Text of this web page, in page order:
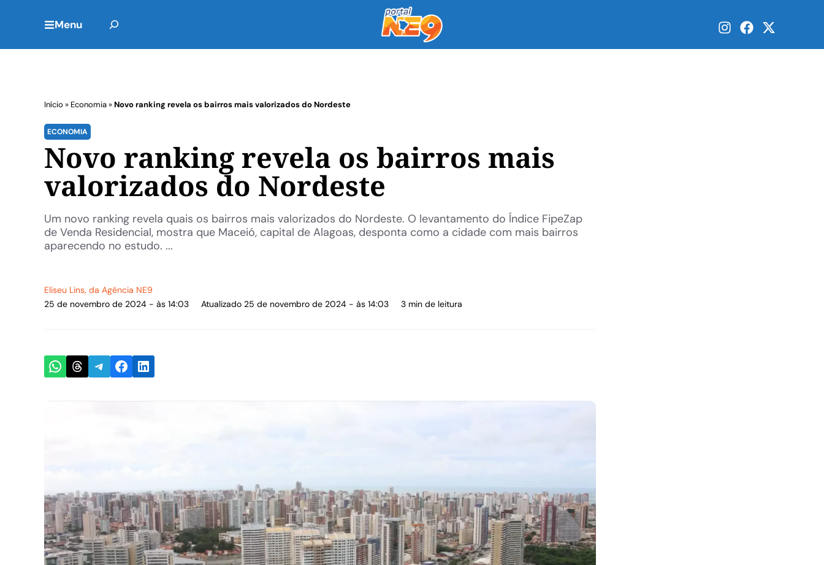
Menu
Início » Economia»Novo ranking revela os bairros mais valorizados do Nordeste
ECONOMIA
Novo ranking revela os bairros mais
valorizados do Nordeste
Um novo ranking revela quais os bairros mais valorizados do Nordeste. O levantamento do Índice FipeZap
de Venda Residencial, mostra que Maceió, capital de Alagoas, desponta como a cidade com mais bairros
aparecendo no estudo. ...
Eliseu Lins, da Agência NE9
25 de novembro de 2024 - às 14:03
Atualizado 25 de novembro de 2024 - às 14:03 3 min de leitura
Share on WhatsApp
Share on Threads
Share on Telegram
Share on Facebook
Share on LinkedIn